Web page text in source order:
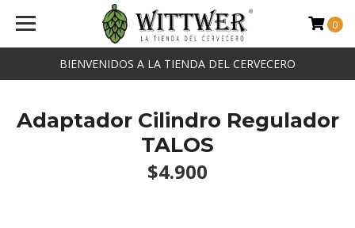
BIENVENIDOS A LA TIENDA DEL CERVECERO
0
Adaptador Cilindro Regulador
TALOS
$4.900